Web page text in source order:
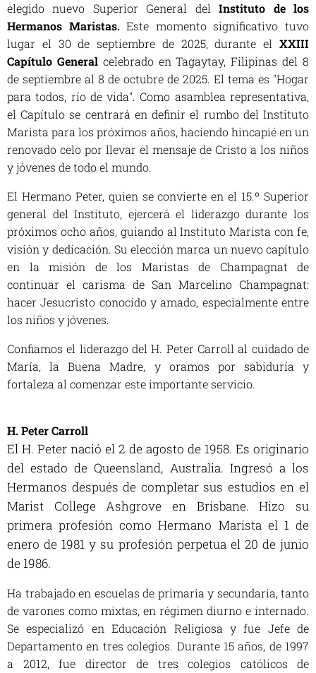
elegido nuevo Superior General delInstituto de los
Hermanos Maristas.Este momento significativo tuvo
lugar el 30 de septiembre de 2025, durante el XXIII
Capítulo Generalcelebrado en Tagaytay, Filipinas del 8
de septiembre al 8 de octubre de 2025. El tema es "Hogar
para todos, río de vida". Como asamblea representativa,
el Capítulo se centrará en definir el rumbo del Instituto
Marista para los próximos años, haciendo hincapié en un
renovado celo por llevar el mensaje de Cristo a los niños
y jóvenes de todo el mundo.
El Hermano Peter, quien se convierte en el 15.º Superior
general del Instituto, ejercerá el liderazgo durante los
próximos ocho años, guiando al Instituto Marista con fe,
visión y dedicación. Su elección marca un nuevo capítulo
en la misión de los Maristas de Champagnat de
continuar el carisma de San Marcelino Champagnat:
hacer Jesucristo conocido y amado, especialmente entre
los niños y jóvenes.
Confiamos el liderazgo del H. Peter Carroll al cuidado de
María, la Buena Madre, y oramos por sabiduría y
fortaleza al comenzar este importante servicio.
H. Peter Carroll
El H. Peter nació el 2 de agosto de 1958. Es originario
del estado de Queensland, Australia. Ingresó a los
Hermanos después de completar sus estudios en el
Marist College Ashgrove en Brisbane. Hizo su
primera profesión como Hermano Marista el 1 de
enero de 1981 y su profesión perpetua el 20 de junio
de 1986.
Ha trabajado en escuelas de primaria y secundaria, tanto
de varones como mixtas, en régimen diurno e internado.
Se especializó en Educación Religiosa y fue Jefe de
Departamento en tres colegios. Durante 15 años, de 1997
a 2012, fue director de tres colegios católicos de